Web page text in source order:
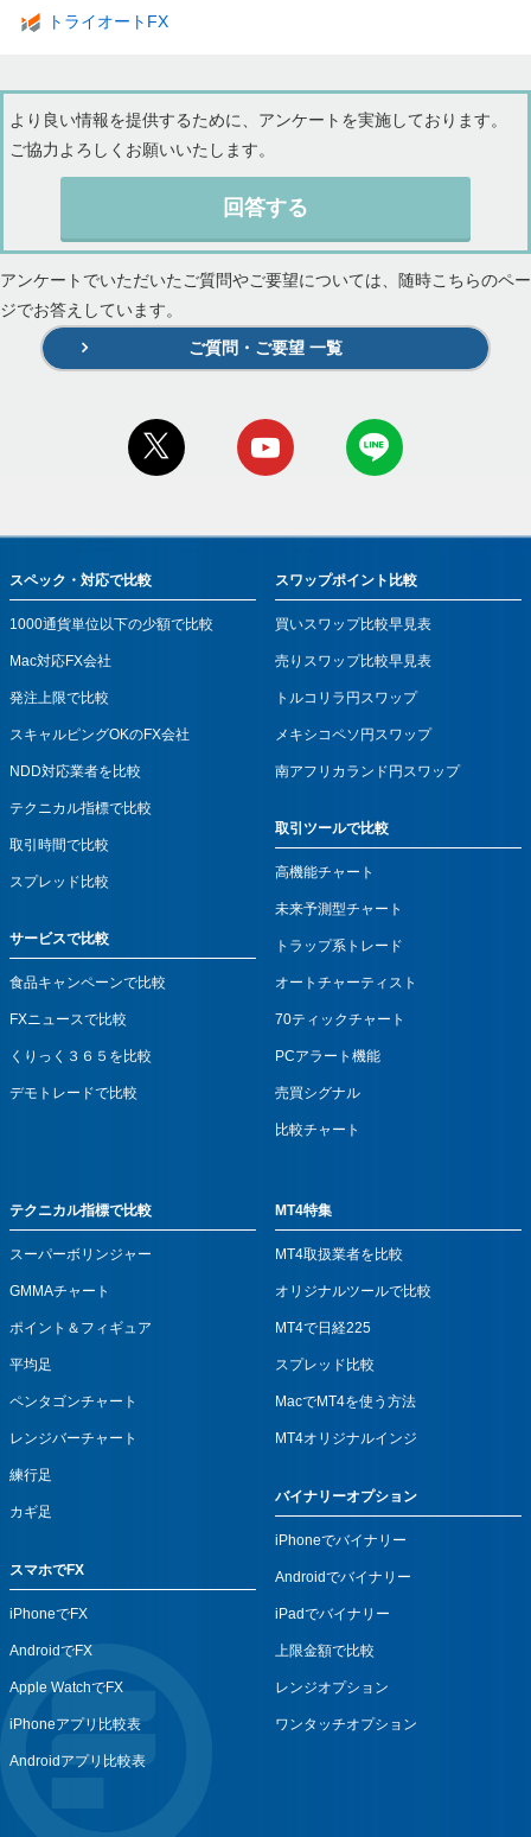
トライオートFX
より良い情報を提供するために、アンケートを実施しております。
ご協力よろしくお願いいたします。
回答する
アンケートでいただいたご質問やご要望については、随時こちらのペー
ジでお答えしています。
ご質問・ご要望 一覧
スペック・対応で比較
1000通貨単位以下の少額で比較
Mac対応FX会社
発注上限で比較
スキャルピングOKのFX会社
NDD対応業者を比較
テクニカル指標で比較
取引時間で比較
スプレッド比較
サービスで比較
食品キャンペーンで比較
FXニュースで比較
くりっく３６５を比較
デモトレードで比較
スワップポイント比較
買いスワップ比較早見表
売りスワップ比較早見表
トルコリラ円スワップ
メキシコペソ円スワップ
南アフリカランド円スワップ
取引ツールで比較
高機能チャート
未来予測型チャート
トラップ系トレード
オートチャーティスト
70ティックチャート
PCアラート機能
売買シグナル
比較チャート
テクニカル指標で比較
スーパーボリンジャー
GMMAチャート
ポイント＆フィギュア
平均足
ペンタゴンチャート
レンジバーチャート
練行足
カギ足
スマホでFX
iPhoneでFX
AndroidでFX
Apple WatchでFX
iPhoneアプリ比較表
Androidアプリ比較表
MT4特集
MT4取扱業者を比較
オリジナルツールで比較
MT4で日経225
スプレッド比較
MacでMT4を使う方法
MT4オリジナルインジ
バイナリーオプション
iPhoneでバイナリー
Androidでバイナリー
iPadでバイナリー
上限金額で比較
レンジオプション
ワンタッチオプション